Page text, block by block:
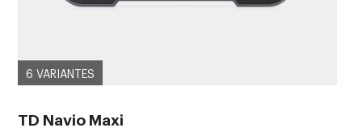
6 VARIANTES
TD Navio Maxi